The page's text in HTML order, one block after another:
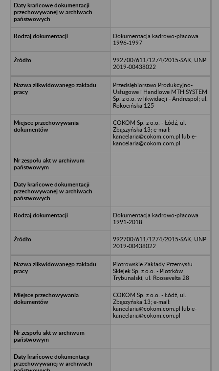
Dokumentacja kadrowo-płacowa
1996-1997
992700/611/1274/2015-SAK; UNP:
2019-00438022
Przedsiębiorstwo Produkcyjno-
Usługowe i Handlowe MTH SYSTEM
Sp. z o.o. w likwidacji - Andrespol; ul.
Rokocińska 125
COKOM Sp. z o.o. - Łódź, ul.
Zbąszyńska 13; e-mail:
kancelaria@cokom.com.pl lub e-
kancelaria@cokom.com.pl
Dokumentacja kadrowo-płacowa
1991-2018
992700/611/1274/2015-SAK; UNP:
2019-00438022
Piotrowskie Zakłady Przemysłu
Sklejek Sp. z o.o. - Piotrków
Trybunalski, ul. Roosevelta 28
COKOM Sp. z o.o. - Łódź, ul.
Zbąszyńska 13; e-mail:
kancelaria@cokom.com.pl lub e-
kancelaria@cokom.com.pl